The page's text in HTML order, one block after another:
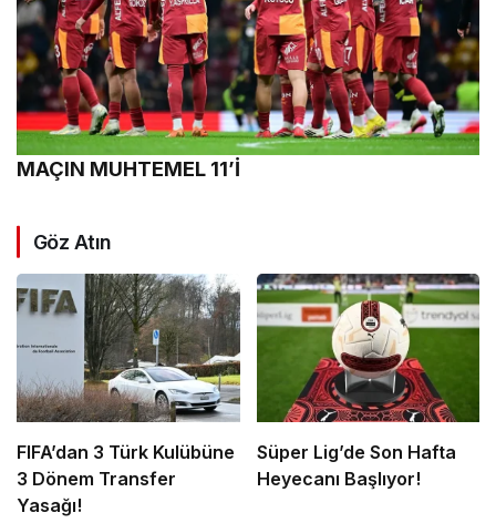
MAÇIN MUHTEMEL 11’İ
Göz Atın
FIFA’dan 3 Türk Kulübüne
3 Dönem Transfer
Yasağı!
Süper Lig’de Son Hafta
Heyecanı Başlıyor!